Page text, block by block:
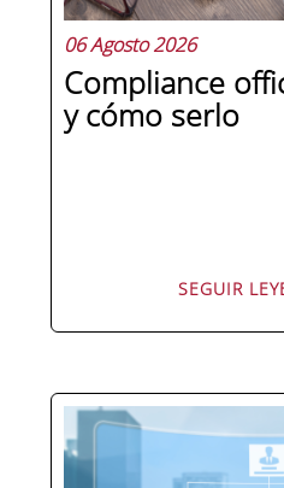
06 Agosto 2026
Compliance
y cómo serlo
SEGUIR
Pocas figuras han
en la estructura
en la última década